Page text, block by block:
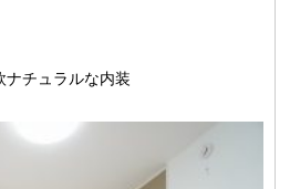
ナチュラルな内装